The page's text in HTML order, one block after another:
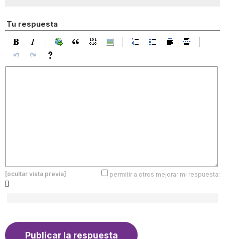
Tu respuesta
[ocultar vista previa]
permitir a otros mejorar mi respuesta:
[]